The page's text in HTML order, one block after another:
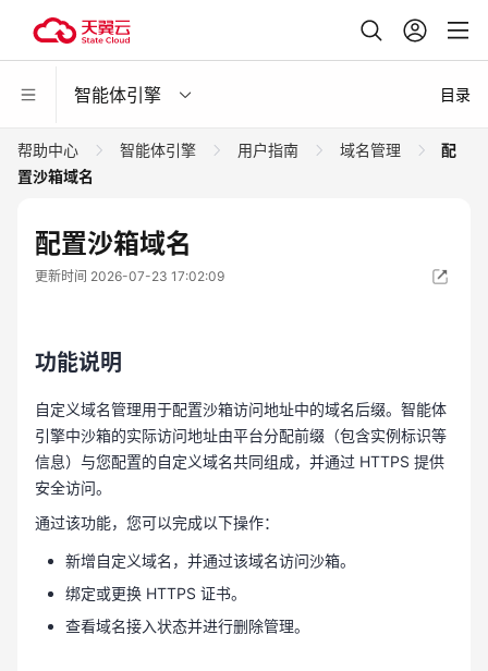
智能体引擎 目录
帮助中心 智能体引擎 用户指南 域名管理
配
置沙箱域名
配置沙箱域名
更新时间 2026-07-23 17:02:09
功能说明
自定义域名管理用于配置沙箱访问地址中的域名后缀。智能体
引擎中沙箱的实际访问地址由平台分配前缀（包含实例标识等
信息）与您配置的自定义域名共同组成，并通过 HTTPS 提供
安全访问。
通过该功能，您可以完成以下操作：
新增自定义域名，并通过该域名访问沙箱。
绑定或更换 HTTPS 证书。
查看域名接入状态并进行删除管理。